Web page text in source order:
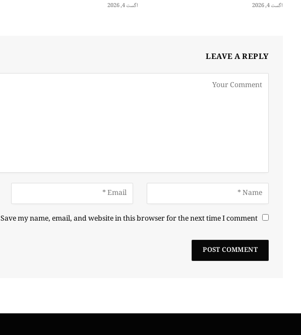
اگست 4, 2026 اگست 4, 2026
LEAVE A REPLY
Save my name, email, and website in this browser for the next time I comment.